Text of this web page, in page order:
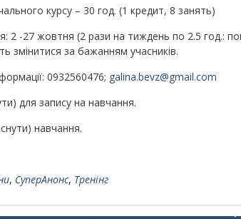
курсу – 30 год. (1 кредит, 8 занять)
2 -27 жовтня (2 рази на тиждень по 2.5 год.:
змінитися за бажанням учасників.
0932560476; galina.bevz@gmail.com
для запису на навчання.
навчання.
, СуперАнонс, Тренінг